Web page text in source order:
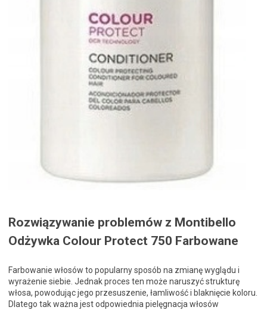
Rozwiązywanie problemów z Montibello
Odżywka Colour Protect 750 Farbowane
Farbowanie włosów to popularny sposób na zmianę wyglądu i
wyrażenie siebie. Jednak proces ten może naruszyć strukturę
włosa, powodując jego przesuszenie, łamliwość i blaknięcie koloru.
Dlatego tak ważna jest odpowiednia pielęgnacja włosów